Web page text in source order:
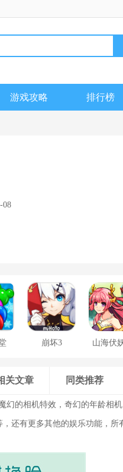
游戏攻略 排行榜
08
崩坏3 山海伏
关文章 同类推荐
幻的相机特效，奇幻的年龄相
还有更多其他的娱乐功能，所